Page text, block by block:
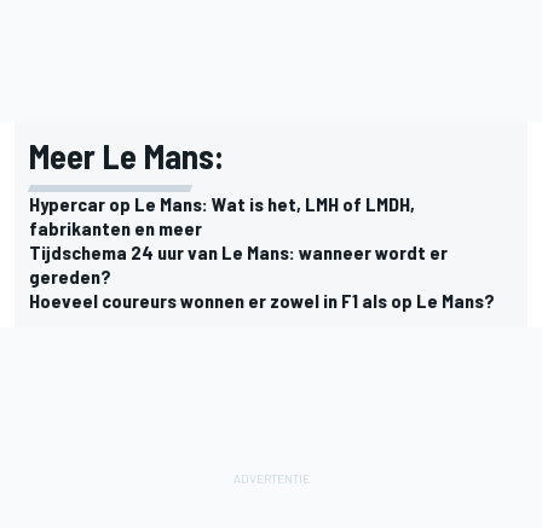
Meer Le Mans:
Hypercar op Le Mans: Wat is het, LMH of LMDH,
fabrikanten en meer
Tijdschema 24 uur van Le Mans: wanneer wordt er
gereden?
Hoeveel coureurs wonnen er zowel in F1 als op Le Mans?